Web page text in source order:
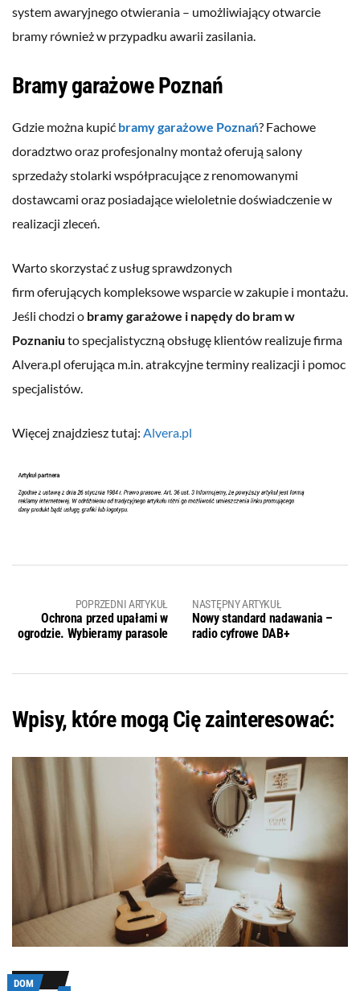
system awaryjnego otwierania – umożliwiający otwarcie
bramy również w przypadku awarii zasilania.
Bramy garażowe Poznań
Gdzie można kupić bramy garażowe Poznań? Fachowe
doradztwo oraz profesjonalny montaż oferują salony
sprzedaży stolarki współpracujące z renomowanymi
dostawcami oraz posiadające wieloletnie doświadczenie w
realizacji zleceń.
Warto skorzystać z usług sprawdzonych
firm oferujących kompleksowe wsparcie w zakupie i montażu.
Jeśli chodzi o bramy garażowe i napędy do bram w
Poznaniu to specjalistyczną obsługę klientów realizuje firma
Alvera.pl oferująca m.in. atrakcyjne terminy realizacji i pomoc
specjalistów.
Więcej znajdziesz tutaj: Alvera.pl
POPRZEDNI ARTYKUŁ
Ochrona przed upałami w
ogrodzie. Wybieramy parasole
NASTĘPNY ARTYKUŁ
Nowy standard nadawania –
radio cyfrowe DAB+
Wpisy, które mogą Cię zainteresować:
DOM